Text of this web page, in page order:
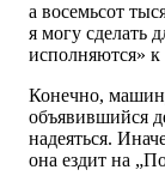
а восемьсот
я могу сделать
исполняются»
Конечно,
объявившийся
надеяться.
она ездит на